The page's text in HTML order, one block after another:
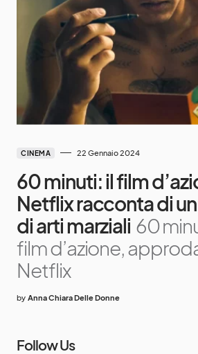
CINEMA 22 Gennaio 2024
60 minuti: il film
Netflix racconta di
di arti marziali 60
film d’azione,
Netflix
by Anna Chiara Delle Donne
Follow Us